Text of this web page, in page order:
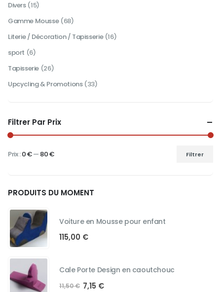
Divers (15)
Gamme Mousse (68)
Literie / Décoration / Tapisserie (16)
sport (6)
Tapisserie (26)
Upcycling & Promotions (33)
Filtrer Par Prix
Filtrer
Prix :0 €— 80 €
PRODUITS DU MOMENT
Voiture en Mousse pour enfant
115,00 €
Cale Porte Design en caoutchouc
11,50€ Le
7,15 €Le